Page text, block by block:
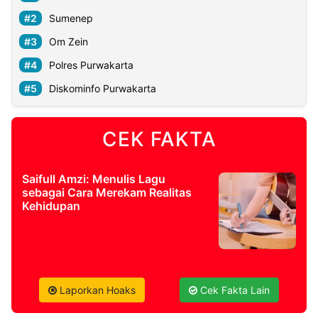
Sumenep
Om Zein
Polres Purwakarta
Diskominfo Purwakarta
CEK FAKTA
Saifull Amzi: Menulis Lagu
sebagai Cara Merekam Realitas
Kehidupan
Laporkan Hoaks Cek Fakta Lain